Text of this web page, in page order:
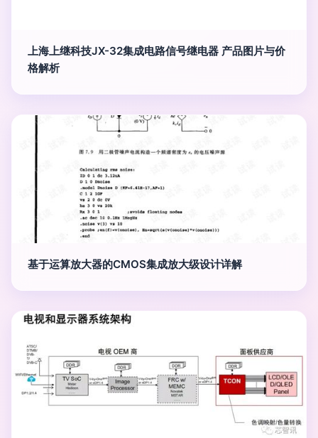
上海上继科技JX-32集成电路信号继电器 产品图片与价
格解析
基于运算放大器的CMOS集成放大级设计详解